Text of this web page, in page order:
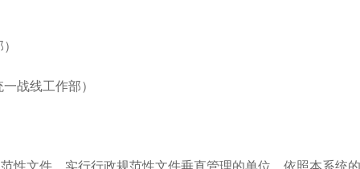
战线工作部）
性文件，实行行政规范性文件垂直管理的单位，依照本系统